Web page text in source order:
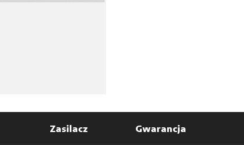
Zasilacz Gwarancja